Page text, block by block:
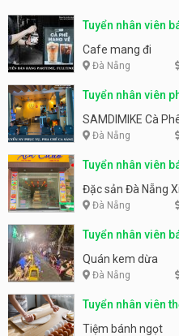
Tuyển nhân viên
Cafe mang đi
Đà Nẵng
Tuyển nhân viên
SAMDIMIKE Cà
Đà Nẵng
Tuyển nhân viên
Nẵng
Đặc sản Đà Nẵng
Đà Nẵng
Tuyển nhân viên
Quán kem dừa
Đà Nẵng
Tuyển nhân viên
Tiệm bánh ngọt